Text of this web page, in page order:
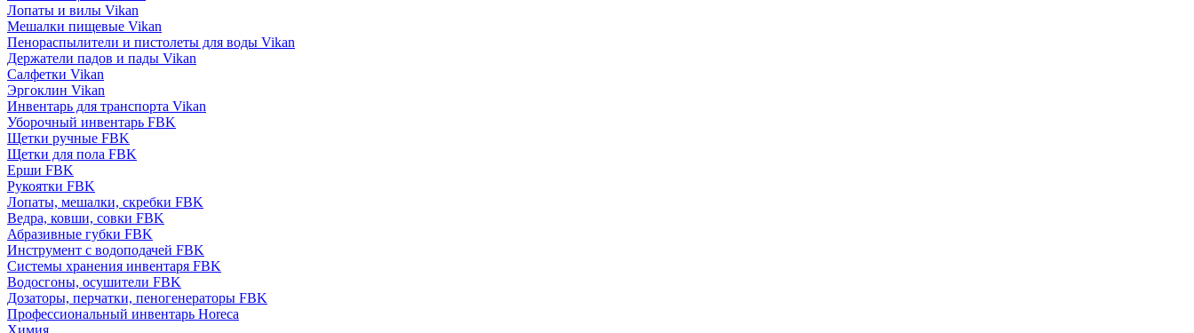
Лопаты и вилы Vikan
Мешалки пищевые Vikan
Пенораспылители и пистолеты для воды Vikan
Держатели падов и пады Vikan
Салфетки Vikan
Эргоклин Vikan
Инвентарь для транспорта Vikan
Уборочный инвентарь FBK
Щетки ручные FBK
Щетки для пола FBK
Ерши FBK
Рукоятки FBK
Лопаты, мешалки, скребки FBK
Ведра, ковши, совки FBK
Абразивные губки FBK
Инструмент с водоподачей FBK
Системы хранения инвентаря FBK
Водосгоны, осушители FBK
Дозаторы, перчатки, пеногенераторы FBK
Профессиональный инвентарь Horeca
Химия